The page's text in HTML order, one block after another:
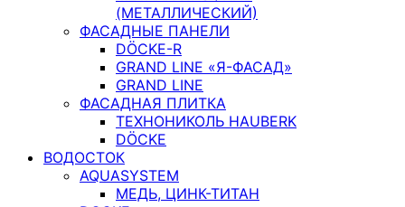
(МЕТАЛЛИЧЕСКИЙ)
ФАСАДНЫЕ ПАНЕЛИ
DÖCKE-R
GRAND LINE «Я-ФАСАД»
GRAND LINE
ФАСАДНАЯ ПЛИТКА
ТЕХНОНИКОЛЬ HAUBERK
DÖCKE
ВОДОСТОК
AQUASYSTEM
МЕДЬ, ЦИНК-ТИТАН